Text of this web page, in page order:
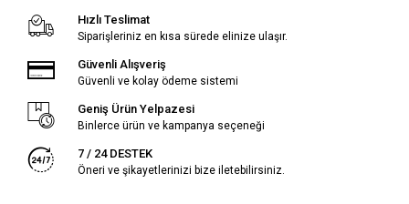
Hızlı Teslimat
Siparişleriniz en kısa sürede elinize ulaşır.
Güvenli Alışveriş
Güvenli ve kolay ödeme sistemi
Geniş Ürün Yelpazesi
Binlerce ürün ve kampanya seçeneği
7 / 24 DESTEK
Öneri ve şikayetlerinizi bize iletebilirsiniz.